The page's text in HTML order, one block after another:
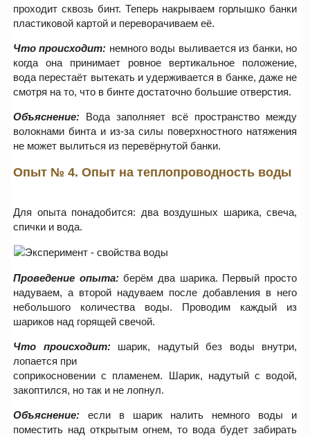
проходит сквозь бинт. Теперь накрываем горлышко банки
пластиковой картой и переворачиваем её.
Что происходит: немного воды выливается из банки, но
когда она принимает ровное вертикальное положение,
вода перестаёт вытекать и удерживается в банке, даже не
смотря на то, что в бинте достаточно большие отверстия.
Объяснение: Вода заполняет всё пространство между
волокнами бинта и из-за силы поверхностного натяжения
не может вылиться из перевёрнутой банки.
Опыт № 4. Опыт на теплопроводность воды
Для опыта понадобится: два воздушных шарика, свеча,
спички и вода.
Проведение опыта:берём два шарика. Первый просто
надуваем, а второй надуваем после добавления в него
небольшого количества воды. Проводим каждый из
шариков над горящей свечой.
Что происходит:шарик, надутый без воды внутри,
лопается при
соприкосновении с пламенем. Шарик, надутый с водой,
закоптился, но так и не лопнул.
Объяснение: если в шарик налить немного воды и
поместить над открытым огнем, то вода будет забирать